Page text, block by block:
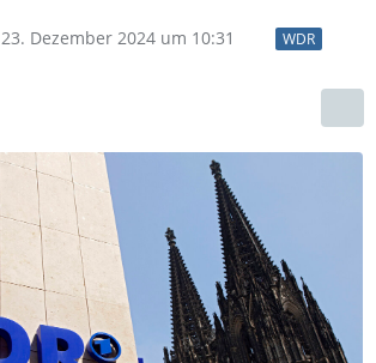
23. Dezember 2024 um 10:31 WDR